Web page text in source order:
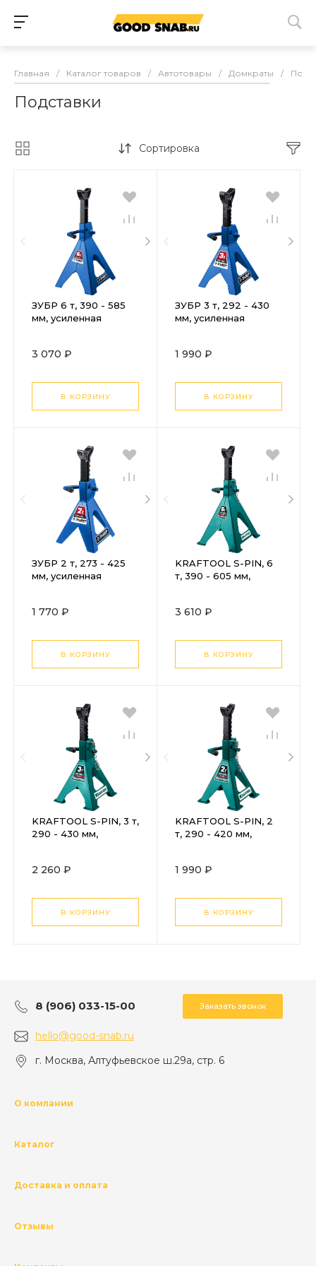
Главная / Каталог товаров / Автотовары / Домкраты /
Подставки
Сортировка
ЗУБР 6 т, 390 - 585
мм, усиленная
Профессионал
3 070 ₽
В КОРЗИНУ
ЗУБР 3 т, 292 - 430
мм, усиленная
Профессионал
1 990 ₽
В КОРЗИНУ
ЗУБР 2 т, 273 - 425
мм, усиленная
Профессионал
1 770 ₽
В КОРЗИНУ
KRAFTOOL S-PIN, 6
т, 390 - 605 мм,
подставка со
3 610 ₽
В КОРЗИНУ
KRAFTOOL S-PIN, 3 т,
290 - 430 мм,
подставка со
2 260 ₽
В КОРЗИНУ
KRAFTOOL S-PIN, 2
т, 290 - 420 мм,
подставка со
1 990 ₽
В КОРЗИНУ
8 (906) 033-15-00 Заказать звонок
hello@good-snab.ru
г. Москва, Алтуфьевское ш.29а, стр. 6
О компании
Каталог
Доставка и оплата
Отзывы